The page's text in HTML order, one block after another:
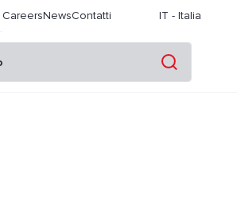
CareersNewsContatti IT - Italia